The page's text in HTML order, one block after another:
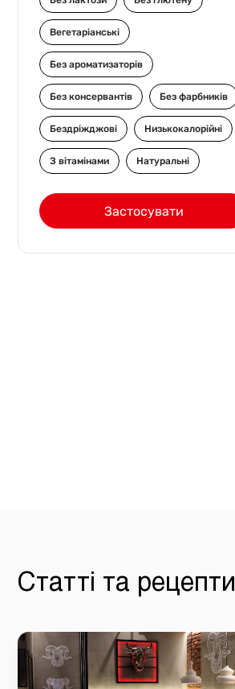
Інше
Вегетаріанські
Без ароматизаторів
Без консервантів Без фарбників
Бездріжджові Низькокалорійні
З вітамінами Натуральні
Застосувати
Статті та рецепти